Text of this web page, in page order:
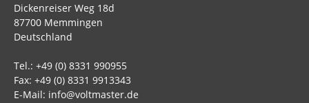
Dickenreiser Weg 18d
87700 Memmingen
Deutschland
Tel.: +49 (0) 8331 990955
Fax: +49 (0) 8331 9913343
E-Mail: info@voltmaster.de